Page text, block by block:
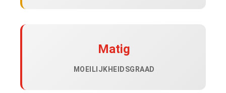
Matig
MOEILIJKHEIDSGRAAD